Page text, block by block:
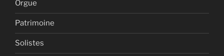
Orgue
Patrimoine
Solistes